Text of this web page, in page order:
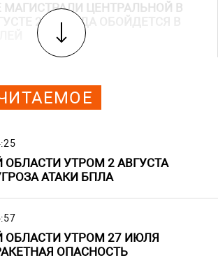
ЦЕНТРАЛЬНОЙ В
2026 ГОДА ОБОЙДЕТСЯ В
УТРОМ 2 АВГУСТА
АТАКИ БПЛА
ОБЛАСТИ УТРОМ 27 ИЮЛЯ
ОПАСНОСТЬ